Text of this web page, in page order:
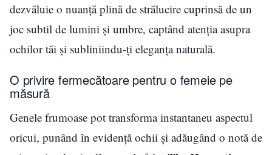
dezvăluie o nuanță plină de strălucire cuprinsă de un
joc subtil de lumini și umbre, captând atenția asupra
ochilor tăi și subliniindu-ți eleganța naturală.
O privire fermecătoare pentru o femeie pe
măsură
Genele frumoase pot transforma instantaneu aspectul
oricui, punând în evidență ochii și adăugând o notă de